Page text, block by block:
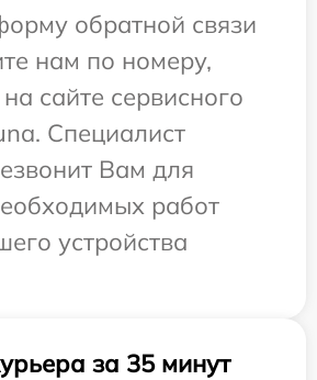
обратной связи
нам по номеру,
сайте сервисного
Специалист
Вам для
работ
устройства
за 35 минут